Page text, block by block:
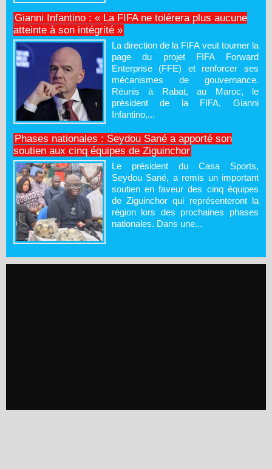
Gianni Infantino : « La FIFA ne tolérera plus aucune
atteinte à son intégrité »
La direction de la FIFA veut tourner la
page du projet FIFA Forward
Enterprise (FFE) et renforcer ses
mécanismes de gouvernance.
Réunis à Rabat, au Maroc, le
président de la FIFA, Gianni
Infantino,...
Phases nationales : Seydou Sané a apporté son
soutien aux cinq équipes de Ziguinchor
Le président du Casa Sports,
Seydou Sané, a remis un important
soutien en faveur des cinq équipes
de Ziguinchor qui représenteront la
région lors des prochaines phases
nationales. Dans une...